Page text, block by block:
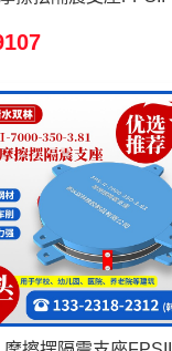
支座FPSII-7000-